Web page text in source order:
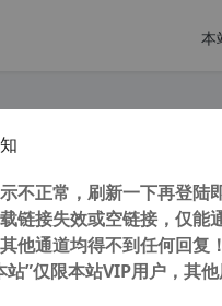
本
命令与征服 红色警戒2
明： 转载自 cnorg.12hp.de 注
访问高...
不正常，刷新一下再登陆
链接失效或空链接，仅能
他通道均得不到任何回复
站”仅限本站VIP用户，其